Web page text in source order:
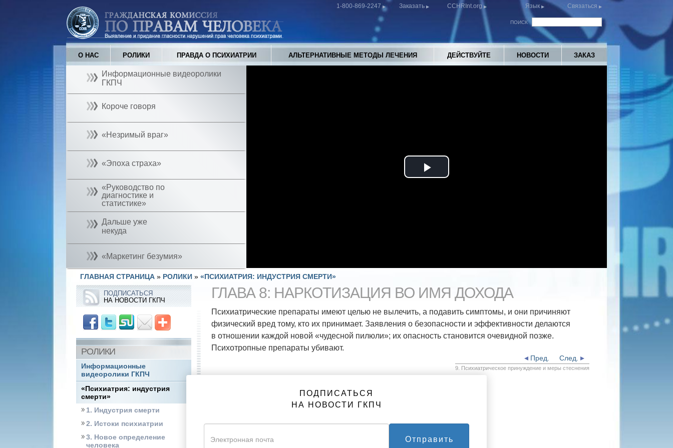
1-800-869-2247 Заказать CCHRInt.org Язык Связаться
ПОИСК
О НАС РОЛИКИ ПРАВДА О ПСИХИАТРИИ АЛЬТЕРНАТИВНЫЕ МЕТОДЫ ЛЕЧЕНИЯ ДЕЙСТВУЙТЕ НОВОСТИ ЗАКАЗ
Информационные видеоролики
ГКПЧ
Короче говоря
«Незримый враг»
«Эпоха страха»
«Руководство по
диагностике и
статистике»
Дальше уже
некуда
«Маркетинг безумия»
Play
ГЛАВНАЯ СТРАНИЦА » РОЛИКИ » «ПСИХИАТРИЯ: ИНДУСТРИЯ СМЕРТИ»
ГЛАВА 8: НАРКОТИЗАЦИЯ ВО ИМЯ ДОХОДА
Психиатрические препараты имеют целью не вылечить, а подавить симптомы, и они причиняют
физический вред тому, кто их принимает. Заявления о безопасности и эффективности делаются
в отношении каждой новой «чудесной пилюли»; их опасность становится очевидной позже.
Психотропные препараты убивают.
След.
Пред.
9. Психиатрическое принуждение и меры стеснения
ПОДПИСАТЬСЯ
НА НОВОСТИ ГКПЧ
РОЛИКИ
Информационные
видеоролики ГКПЧ
«Психиатрия: индустрия
смерти»
1. Индустрия смерти
2. Истоки психиатрии
3. Новое определение
человека
ПОДПИСАТЬСЯ
НА НОВОСТИ ГКПЧ
Отправить